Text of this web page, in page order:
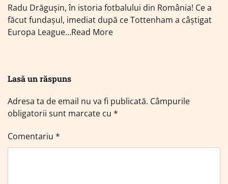
Radu Drăgușin, în istoria fotbalului din România! Ce a
făcut fundașul, imediat după ce Tottenham a câștigat
Europa League…Read More
Lasă un răspuns
Adresa ta de email nu va fi publicată. Câmpurile
obligatorii sunt marcate cu *
Comentariu *